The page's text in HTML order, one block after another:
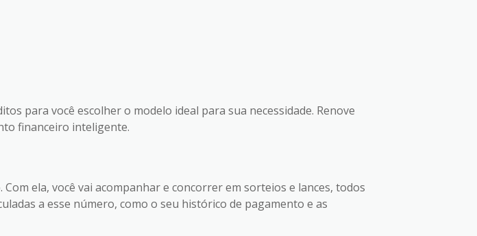
para você escolher o modelo ideal para sua necessidade. Renove
financeiro inteligente.
ela, você vai acompanhar e concorrer em sorteios e lances, todos
a esse número, como o seu histórico de pagamento e as